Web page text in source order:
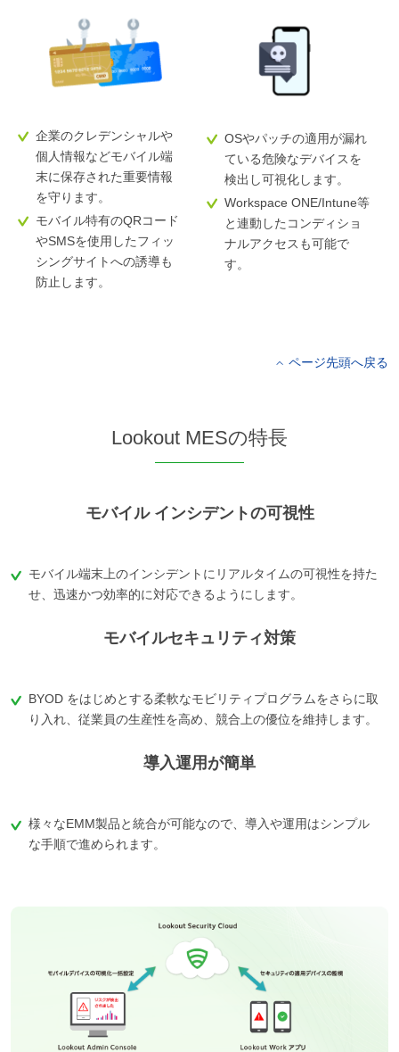
企業のクレデンシャルや
個人情報などモバイル端
末に保存された重要情報
を守ります。
モバイル特有のQRコード
やSMSを使用したフィッ
シングサイトへの誘導も
防止します。
OSやパッチの適用が漏れ
ている危険なデバイスを
検出し可視化します。
Workspace ONE/Intune等
と連動したコンディショ
ナルアクセスも可能で
す。
ページ先頭へ戻る
Lookout MESの特長
モバイル インシデントの可視性
モバイル端末上のインシデントにリアルタイムの可視性を持た
せ、迅速かつ効率的に対応できるようにします。
モバイルセキュリティ対策
BYOD をはじめとする柔軟なモビリティプログラムをさらに取
り入れ、従業員の生産性を高め、競合上の優位を維持します。
導入運用が簡単
様々なEMM製品と統合が可能なので、導入や運用はシンプル
な手順で進められます。